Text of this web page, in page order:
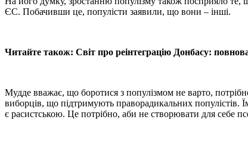
ЄС. Побачивши це, популісти заявили, що вони – інші.
Читайте також: Світ про реінтеграцію Донбасу:
Мудде вважає, що боротися з популізмом не варто,
виборців, що підтримують праворадикальних
є расистською. Це потрібно, аби не створювати для себе